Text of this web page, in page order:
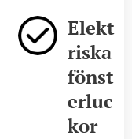
Elekt
riska
fönst
erluc
kor